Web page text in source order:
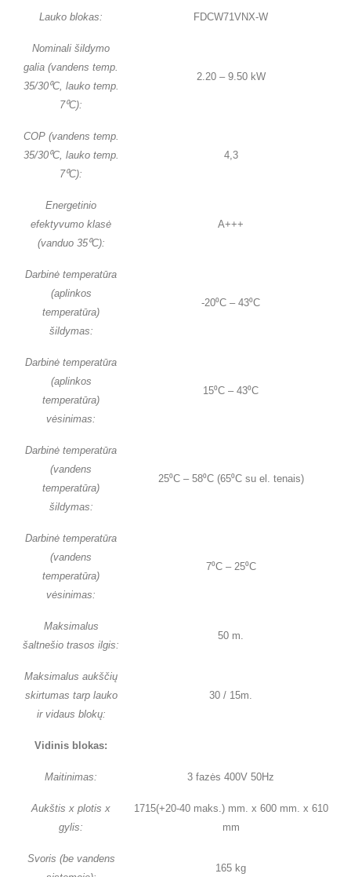
Lauko blokas: FDCW71VNX-W
Nominali šildymo
galia (vandens temp.
35/30⁰C, lauko temp.
7⁰C):
2.20 – 9.50 kW
COP (vandens temp.
35/30⁰C, lauko temp.
7⁰C):
4,3
Energetinio
efektyvumo klasė
(vanduo 35⁰C):
A+++
Darbinė temperatūra
(aplinkos
temperatūra)
šildymas:
-20⁰C – 43⁰C
Darbinė temperatūra
(aplinkos
temperatūra)
vėsinimas:
15⁰C – 43⁰C
Darbinė temperatūra
(vandens
temperatūra)
šildymas:
25⁰C – 58⁰C (65⁰C su el. tenais)
Darbinė temperatūra
(vandens
temperatūra)
vėsinimas:
7⁰C – 25⁰C
Maksimalus
šaltnešio trasos ilgis:
50 m.
Maksimalus aukščių
skirtumas tarp lauko
ir vidaus blokų:
30 / 15m.
Vidinis blokas:
Maitinimas: 3 fazės 400V 50Hz
Aukštis x plotis x
gylis:
1715(+20-40 maks.) mm. x 600 mm. x 610
mm
Svoris (be vandens
165 kg